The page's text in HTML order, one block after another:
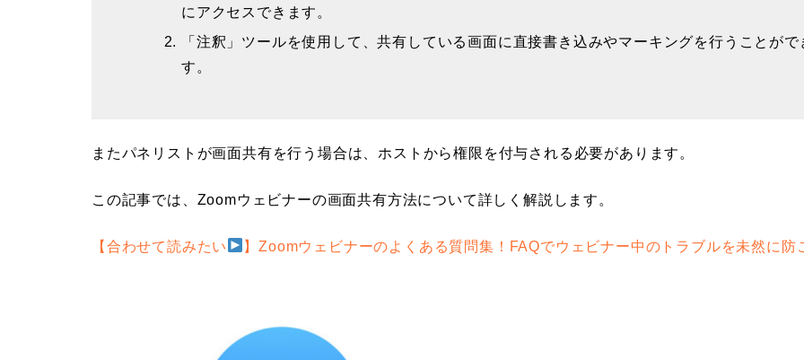
にアクセスできます。
「注釈」ツールを使用して、共有している画面に直接書き込みやマーキングを行うことがで
す。
またパネリストが画面共有を行う場合は、ホストから権限を付与される必要があります。
この記事では、Zoomウェビナーの画面共有方法について詳しく解説します。
【合わせて読みたい 】Zoomウェビナーのよくある質問集！FAQでウェビナー中のトラブルを未然に防